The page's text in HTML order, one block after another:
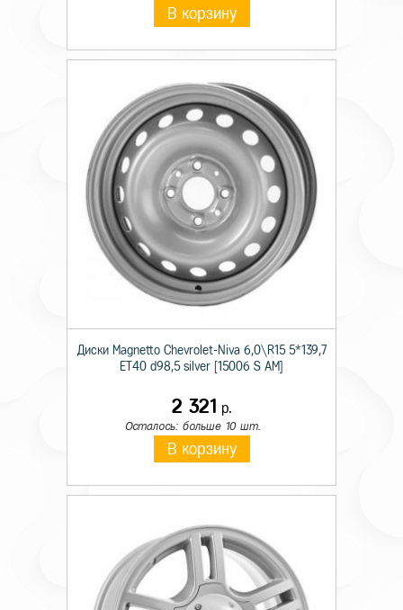
В корзину
Диски Magnetto Chevrolet-Niva 6,0\R15 5*139,7
ET40 d98,5 silver [15006 S AM]
2 321 р.
Осталось: больше 10 шт.
В корзину